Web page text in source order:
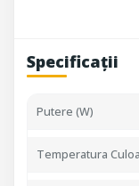
Specificații
Putere (W)
Temperatura